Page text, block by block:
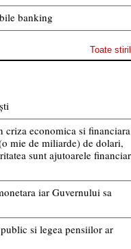
banking
Toate
criza economica si financiara
mie de miliarde) de dolari,
sunt ajutoarele
iar Guvernului sa
si legea pensiilor ar